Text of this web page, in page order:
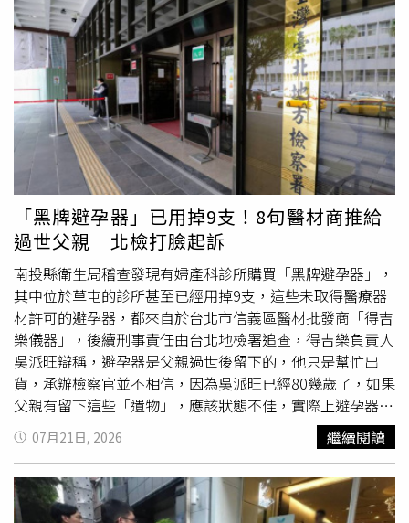
民眾即時報案，阻斷詐欺集團金流，保護民眾財產安全，並
加強環境監控與巡邏密度：已增設多處監視器鏡頭，同時提
升周邊巡邏頻率，針對「取簿車手」（提款車手）等犯罪嫌
疑人，積極蒐證並加強查緝，務求有效打擊犯罪。三重分局
強調，警方今年在「空軍一號」河邊北街166號周邊共查獲
取簿手8件8人。2026年7月24日當事人林建良委由律師來函
表示：本人及系爭報導涉及之人員、公司均從未因涉嫌詐騙
而遭檢調機關列為被告，而本人亦非空軍一號負責人，惟系
爭報導卻逕自以『詐騙幫兇』『合法車手』稱呼本人及系爭
報導涉及之人員、公司，等同是稱呼本人及系爭報導涉及之
人員、公司為罪犯，嚴重毀損本人及系爭報導涉及之人員、
公司之名譽與商譽。
「什麼都說了」、「說了非常多的事情」，之前會說不想接
觸媽媽、不想讓媽媽調資料是「他們生存的策略」，要等到
出來安全後才會講實情。李晏榕轉述孩子的委屈，在王家舜
擔任監護人期間，他們有3年睡在地上，這是不是因為是受
刑人的小孩，「所以社會局便宜行事把小孩委託給連學校社
工都覺得不適宜的人照顧，然後擔心原告究責？」李晏榕強
調張芳馨無意對社會局究責，她很開心見到子女，不過孩子
對於有些事情是不便說出口的，還是得藉由社會局提供相關
紀錄，才能進一步了解這幾年發生什麼事。社會局透過委任
律師表達，孩子另行安置後才講出一些原本沒說的事情，如
果當初孩子有講，社工會有不同處置；關於王家舜疑似不當
對待孩子的行為，社會局一得知就啟動司法介入並提供相關
協助，不過「前提必須建立在孩子要先說」。新北市政府社
會局遭法官批評未盡責幫助張芳馨有效行使親權。（圖／報
系資料照）法官批評新北市社會局一味以孩子隱私拒絕提供
資訊，實際上是社會局未盡責幫助張芳馨有效行使親權，導
致她得不到充分的訊息，也錯過提早終止委託監護的時機，
難以察覺小孩長期以來受到傷害。判決中還打臉社會局，孩
子接受王家舜照顧期間，曾5度通報受虐，社會局明知張芳
馨正在服刑，不可能是媽媽施暴，應該告知媽媽有這些狀
況，再一起商量怎麼做對小孩最好，社會局卻辯稱家長是他
們要查察監督的對象，這是誤解法律，社會局沒有權力排除
張芳馨以母親身分決定如何維護小孩的權益。新北市社會局
回應本刊，本案案母入獄時，社會局介入協助，當時兩個孩
提醒張芳馨，甚至打電話到張芳馨的娘家，要娘家人勸一
勸，種種行為讓張芳馨理智斷線，決定將小姑送上黃泉路。
張芳馨預謀殺人，先買大型膠帶回家，趁葉秀鳳剛洗完澡叫
她到神明桌前面，假裝談事情實則動手殺人，先推倒葉秀
鳳，拿膠帶綑綁口鼻三到四十圈，再拿啞鈴猛敲數葉秀鳳頭
部數十下，後來發現葉秀鳳還沒斷氣再拖進浴室，將她的頭
部浸泡在臉盆內溺死。為了掩藏屍臭味，張芳馨買36包乾拌
水泥砂回家調水，分三天「施工」水泥塚，直到葉秀鳳的公
司老闆得知她沒上班也沒參加路跑活動，報警找到家裡，才
揭露這件水泥封屍案。一審宣判前5天，張芳馨跟葉秀鳳的
弟弟達成和解，須在15年內給付400萬元，新北地院以家暴
殺人罪量處無期徒刑，但後來張芳馨和解金一毛都沒付。案
件到了高等法院，張芳馨跟法官說，之前做月薪2萬4的清潔
工，現在又被關，無力支付400萬元。張芳馨為撤銷無期徒
刑，向法院主張應 傳喚她小孩。（圖／AI示意圖）辯護律師
為求二審輕判，上訴主張葉秀鳳已死，張芳馨沒有再犯的可
能性；律師還搬出張芳馨的子女，如果繼續判媽媽無期徒
刑，無法早日回歸家庭及社會，即使有機會假釋，也會因為
是無期徒刑，小孩無從預測媽媽何時回家，應改判有期徒
刑。張芳馨律師團在訴訟策略中引用聯合國兒童權利公約。
（圖／報系資料照）高院仍判張芳馨無期徒刑，律師團上訴
最高法院時，訴訟主張再度提及張芳馨的孩子，既然二審認
同張芳馨是未成年子女的主要照顧者，依據聯合國兒童權利
公約，應考量未成年子女最佳利益，高院法官卻沒給張芳馨
「黑牌避孕器」已用掉9支！8旬醫材商推給
過世父親 北檢打臉起訴
南投縣衛生局稽查發現有婦產科診所購買「黑牌避孕器」，
其中位於草屯的診所甚至已經用掉9支，這些未取得醫療器
材許可的避孕器，都來自於台北市信義區醫材批發商「得吉
樂儀器」，後續刑事責任由台北地檢署追查，得吉樂負責人
吳派旺辯稱，避孕器是父親過世後留下的，他只是幫忙出
貨，承辦檢察官並不相信，因為吳派旺已經80幾歲了，如果
父親有留下這些「遺物」，應該狀態不佳，實際上避孕器看
起來很新，而且距離使用期限還有兩、三年，因此認定非法
避孕器就是吳派旺授意他人製造的，以違反《醫療器材管理
法》起訴。南投縣衛生局2023年6月27日前往竹山鎮某婦產
科診所稽查，找到54支「GLIDER-T CU380」避孕器但包裝
上沒有任何醫療器材許可證字號或中文標籤；2024年6月17
07月21日, 2026 繼續閱讀